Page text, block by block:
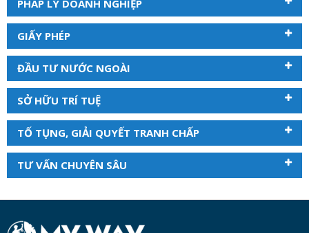
PHÁP LÝ DOANH NGHIỆP
GIẤY PHÉP
ĐẦU TƯ NƯỚC NGOÀI
SỞ HỮU TRÍ TUỆ
TỐ TỤNG, GIẢI QUYẾT TRANH CHẤP
TƯ VẤN CHUYÊN SÂU